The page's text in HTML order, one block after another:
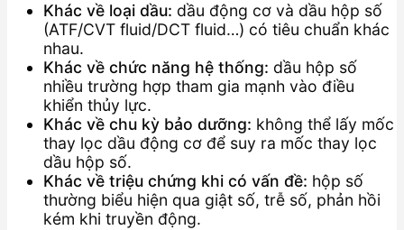
Khác về loại dầu: dầu động cơ và dầu hộp số
(ATF/CVT fluid/DCT fluid…) có tiêu chuẩn khác
nhau.
Khác về chức năng hệ thống: dầu hộp số
nhiều trường hợp tham gia mạnh vào điều
khiển thủy lực.
Khác về chu kỳ bảo dưỡng: không thể lấy mốc
thay lọc dầu động cơ để suy ra mốc thay lọc
dầu hộp số.
Khác về triệu chứng khi có vấn đề: hộp số
thường biểu hiện qua giật số, trễ số, phản hồi
kém khi truyền động.